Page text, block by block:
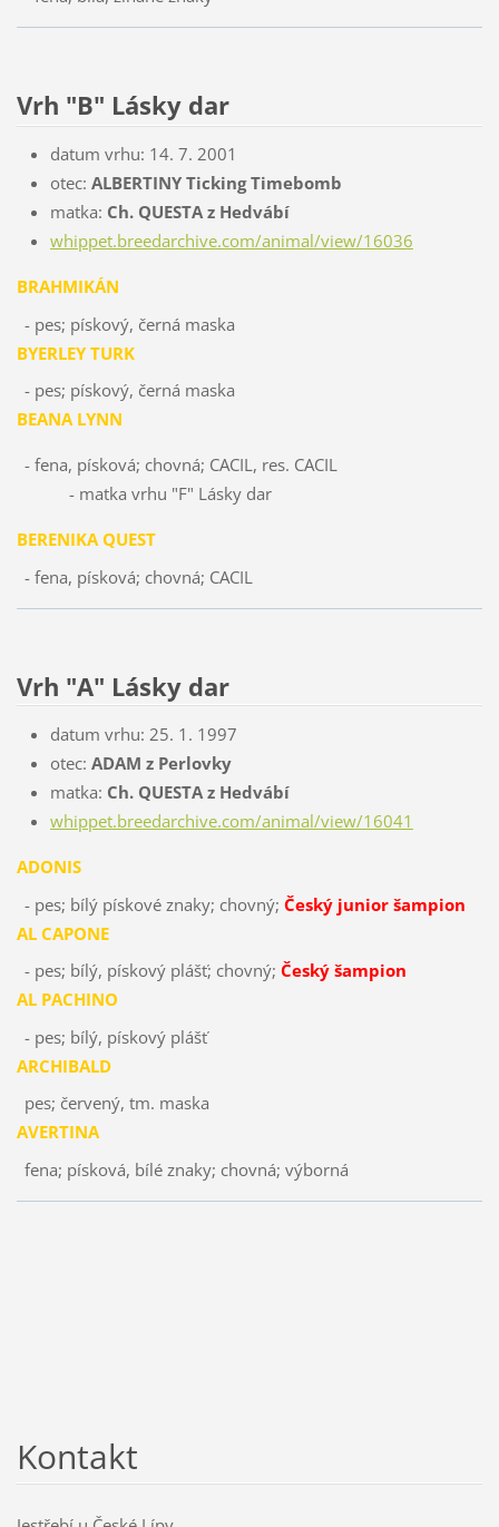
Vrh "B" Lásky dar
datum vrhu: 14. 7. 2001
otec: ALBERTINY Ticking Timebomb
matka: Ch. QUESTA z Hedvábí
whippet.breedarchive.com/animal/view/16036
BRAHMIKÁN
- pes; pískový, černá maska
BYERLEY TURK
- pes; pískový, černá maska
BEANA LYNN
- fena, písková; chovná; CACIL, res. CACIL
- matka vrhu "F" Lásky dar
BERENIKA QUEST
- fena, písková; chovná; CACIL
Vrh "A" Lásky dar
datum vrhu: 25. 1. 1997
otec: ADAM z Perlovky
matka: Ch. QUESTA z Hedvábí
whippet.breedarchive.com/animal/view/16041
ADONIS
- pes; bílý pískové znaky; chovný;Český junior šampion
AL CAPONE
- pes; bílý, pískový plášť; chovný;Český šampion
AL PACHINO
- pes; bílý, pískový plášť
ARCHIBALD
pes; červený, tm. maska
AVERTINA
fena; písková, bílé znaky; chovná; výborná
Kontakt